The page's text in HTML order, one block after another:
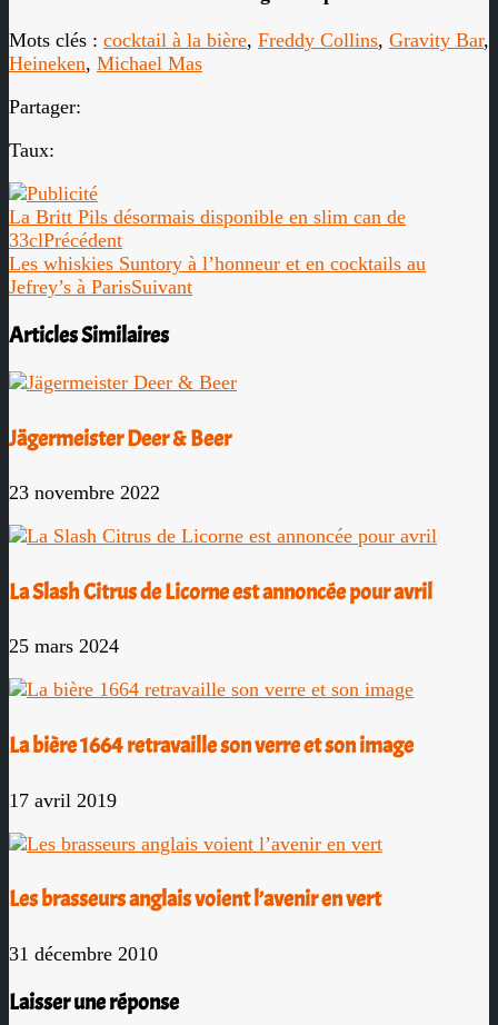
Mots clés : cocktail à la bière, Freddy Collins, Gravity Bar,
Heineken, Michael Mas
Partager:
Taux:
La Britt Pils désormais disponible en slim can de
33clPrécédent
Les whiskies Suntory à l’honneur et en cocktails au
Jefrey’s à ParisSuivant
Articles Similaires
Jägermeister Deer & Beer
23 novembre 2022
La Slash Citrus de Licorne est annoncée pour avril
25 mars 2024
La bière 1664 retravaille son verre et son image
17 avril 2019
Les brasseurs anglais voient l’avenir en vert
31 décembre 2010
Laisser une réponse